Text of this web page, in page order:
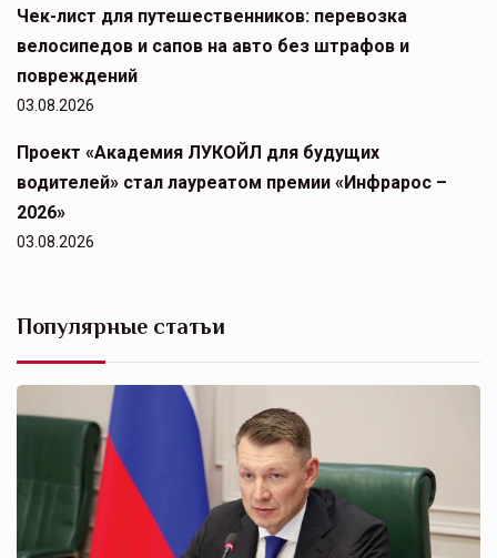
Чек-лист для путешественников: перевозка
велосипедов и сапов на авто без штрафов и
повреждений
03.08.2026
Проект «Академия ЛУКОЙЛ для будущих
водителей» стал лауреатом премии «Инфрарос –
2026»
03.08.2026
Популярные статьи